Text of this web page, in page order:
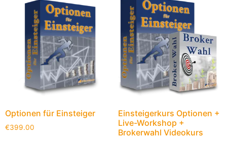
Optionen für Einsteiger
€399.00
Einsteigerkurs Optionen +
Live-Workshop +
Brokerwahl Videokurs